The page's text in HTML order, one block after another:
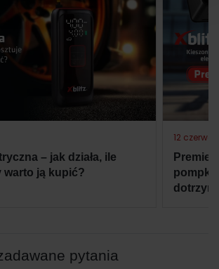
– jak działa, ile
warto ją kupić?
12
pompka
pytania